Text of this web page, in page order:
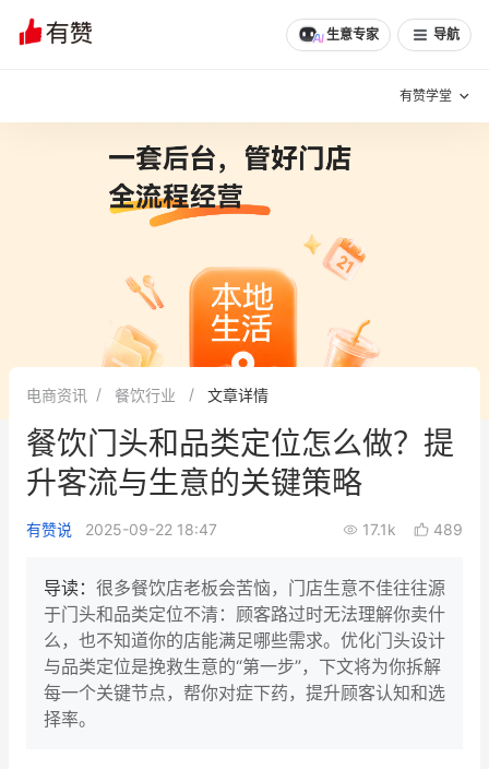
生意专家 导航
有赞学堂
增长方法
有赞专家说
新零售最佳实践
面对面聊增长
新零售大会 新零售茶会
增长产品指南
智库 产品场景库
产品更新动态
电商资讯 餐饮行业 文章详情
餐饮门头和品类定位怎么做？提
升客流与生意的关键策略
有赞说 2025-09-22 18:47 17.1k 489
导读： 很多餐饮店老板会苦恼，门店生意不佳往往源
于门头和品类定位不清：顾客路过时无法理解你卖什
么，也不知道你的店能满足哪些需求。优化门头设计
与品类定位是挽救生意的“第一步”，下文将为你拆解
每一个关键节点，帮你对症下药，提升顾客认知和选
择率。